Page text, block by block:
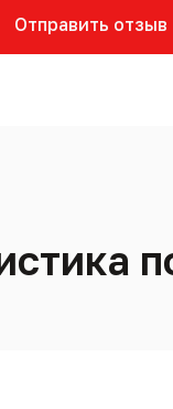
Отправить отзыв